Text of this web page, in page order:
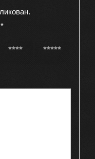
*
4 из 5
5 из 5